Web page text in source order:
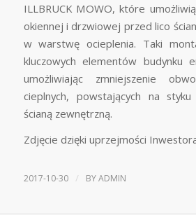
ILLBRUCK MOWO, które
okiennej i drzwiowej przed lico
w warstwę ocieplenia. Taki
kluczowych elementów budynku
umożliwiając zmniejszenie
cieplnych, powstających na
ścianą zewnętrzną.
Zdjęcie dzięki uprzejmości
2017-10-30 / BYADMIN